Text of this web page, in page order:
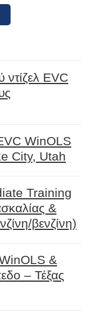
EVC
WinOLS
City, Utah
Training
&
βενζίνη)
&
– Τέξας